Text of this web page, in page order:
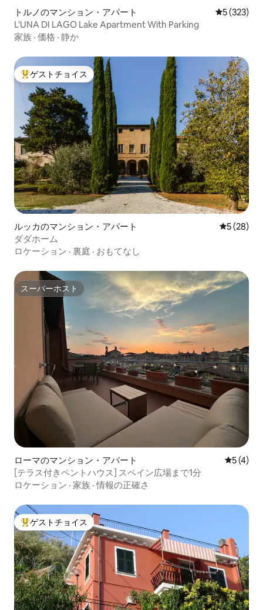
トルノのマンション・アパート レビュー
5 (323)
L'UNA DI LAGO Lake Apartment With Parking
家族 · 価格 · 静か
大好評のゲストチョイスです。
ゲストチョイス
ルッカのマンション・アパート レビュー
5 (28)
ダダホーム
ロケーション · 裏庭 · おもてなし
スーパーホスト
スーパーホスト
ローマのマンション・アパート レビュー
5 (4)
[テラス付きペントハウス] スペイン広場まで1分
ロケーション · 家族 ·情報の正確さ
大好評のゲストチョイスです。
ゲストチョイス